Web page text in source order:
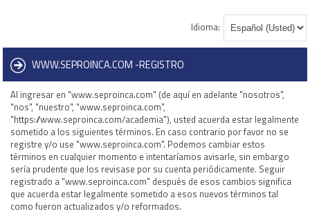
Idioma:
WWW.SEPROINCA.COM -REGISTRO
Al ingresar en "www.seproinca.com" (de aquí en adelante "nosotros",
"nos", "nuestro", "www.seproinca.com",
"https://www.seproinca.com/academia"), usted acuerda estar legalmente
sometido a los siguientes términos. En caso contrario por favor no se
registre y/o use "www.seproinca.com". Podemos cambiar estos
términos en cualquier momento e intentaríamos avisarle, sin embargo
sería prudente que los revisase por su cuenta periódicamente. Seguir
registrado a "www.seproinca.com" después de esos cambios significa
que acuerda estar legalmente sometido a esos nuevos términos tal
como fueron actualizados y/o reformados.